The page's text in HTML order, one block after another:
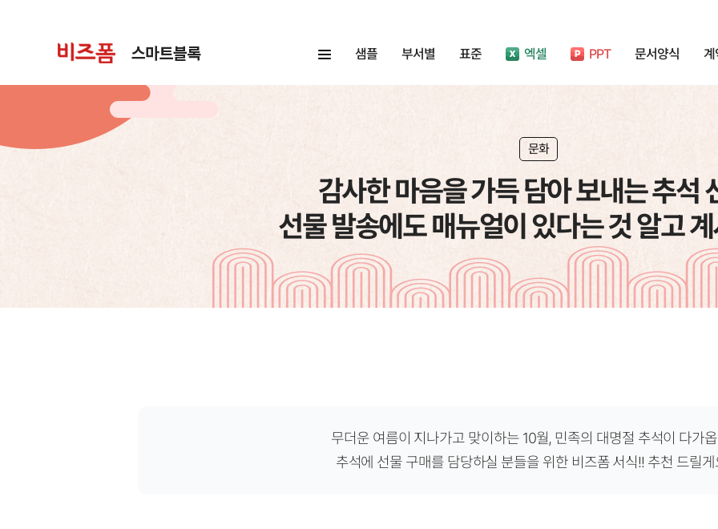
샘플 부서별 표준 엑셀 PPT 문서양식 계
문화
감사한 마음을 가득 담아 보내는 추석
선물 발송에도 매뉴얼이 있다는 것 알고
무더운 여름이 지나가고 맞이하는 10월, 민족의 대명절 추석이 다가
추석에 선물 구매를 담당하실 분들을 위한 비즈폼 서식!! 추천 드릴